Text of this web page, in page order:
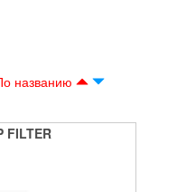
названию
FILTER